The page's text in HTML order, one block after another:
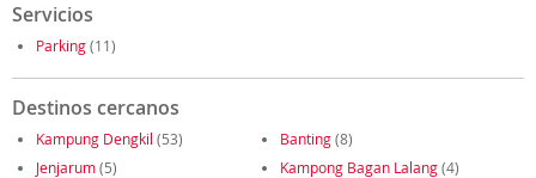
Servicios
Parking(11)
Destinos cercanos
Kampung Dengkil (53) Banting(8)
Jenjarum(5) Kampong Bagan Lalang(4)